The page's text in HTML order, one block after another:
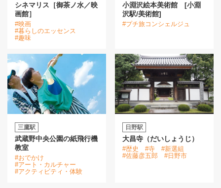
シネマリス［御茶ノ水／映
画館］
#映画
#暮らしのエッセンス
#趣味
小淵沢絵本美術館 [小淵
沢駅/美術館]
#プチ旅コンシェルジュ
三鷹駅
武蔵野中央公園の紙飛行機
教室
#おでかけ
#アート・カルチャー
#アクティビティ・体験
日野駅
大昌寺（だいしょうじ）
#歴史 #寺
#新選組
#佐藤彦五郎
#日野市